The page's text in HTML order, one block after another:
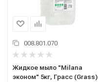
008.801.070
Жидкое мыло "Milana
эконом" 5кг, Грасс (Grass)